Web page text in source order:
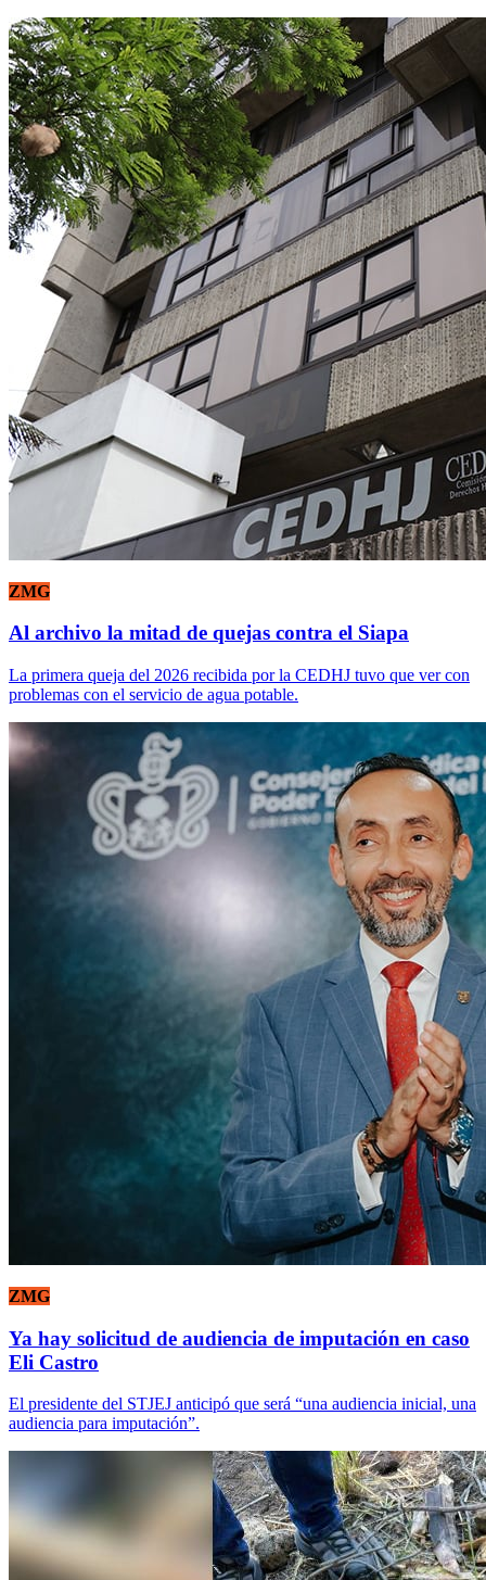
ZMG
Al archivo la mitad de quejas contra el Siapa
La primera queja del 2026 recibida por la CEDHJ tuvo que ver con
problemas con el servicio de agua potable.
ZMG
Ya hay solicitud de audiencia de imputación en caso
Eli Castro
El presidente del STJEJ anticipó que será “una audiencia inicial, una
audiencia para imputación”.